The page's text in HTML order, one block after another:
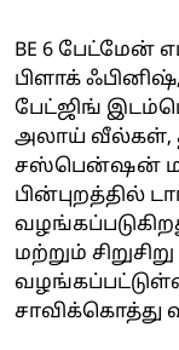
BE 6 பேட்மேன்
பிளாக்
பேட்ஜிங்
அலாய் வீல்கள்,
சஸ்பென்ஷன்
பின்புறத்தில்
மற்றும்
சாவிக்கொத்து